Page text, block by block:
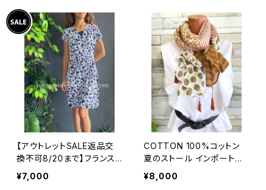
ツ ワンピース/ブラウン系
【アウトレットSALE返品交
換不可8/20まで】フランス
製インポートワンピース｜カ
シュクールワンピース/立体
¥7,000
COTTON 100%コットン
夏のストール インポート大
判・ロングストール・通気
性・肌触り良いスカーフ/ブ
¥8,000